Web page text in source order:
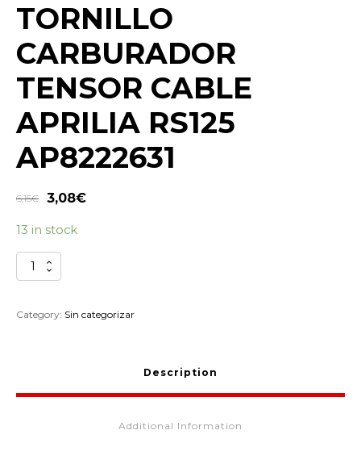
TORNILLO
CARBURADOR
TENSOR CABLE
APRILIA RS125
AP8222631
6,15€ 3,08€
13 in stock
TORNILLO
CARBURADOR
CABLE
Category: Sin categorizar
Description
Additional Information